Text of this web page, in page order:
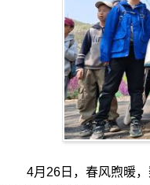
4月26日，春风煦暖，